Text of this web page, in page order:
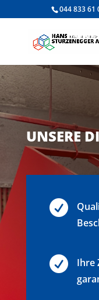
044 833 61
UNSERE


Ihre